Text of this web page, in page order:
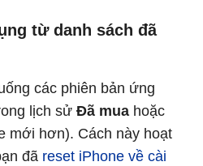
từ danh sách đã
các phiên bản ứng
lịch sử Đã mua hoặc
mới hơn). Cách này hoạt
đã reset iPhone về cài